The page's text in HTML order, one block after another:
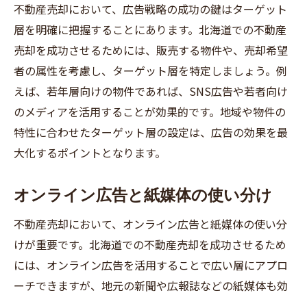
不動産売却において、広告戦略の成功の鍵はターゲット
層を明確に把握することにあります。北海道での不動産
売却を成功させるためには、販売する物件や、売却希望
者の属性を考慮し、ターゲット層を特定しましょう。例
えば、若年層向けの物件であれば、SNS広告や若者向け
のメディアを活用することが効果的です。地域や物件の
特性に合わせたターゲット層の設定は、広告の効果を最
大化するポイントとなります。
オンライン広告と紙媒体の使い分け
不動産売却において、オンライン広告と紙媒体の使い分
けが重要です。北海道での不動産売却を成功させるため
には、オンライン広告を活用することで広い層にアプロ
ーチできますが、地元の新聞や広報誌などの紙媒体も効